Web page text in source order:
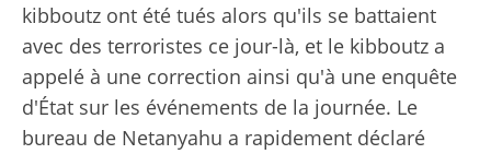
kibboutz ont été tués alors qu'ils se battaient
avec des terroristes ce jour-là, et le kibboutz a
appelé à une correction ainsi qu'à une enquête
d'État sur les événements de la journée. Le
bureau de Netanyahu a rapidement déclaré